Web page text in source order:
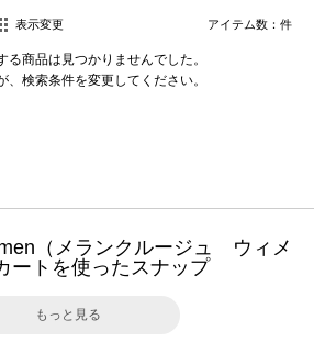
表示変更 アイテム数： 件
る商品は見つかりませんでした。
、検索条件を変更してください。
（メランクルージュ ウィメ
ートを使ったスナップ
もっと見る